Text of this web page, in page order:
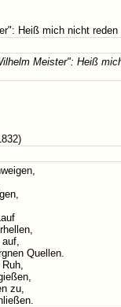
Heiß mich nicht reden
Meister": Heiß
Quellen.
zu,